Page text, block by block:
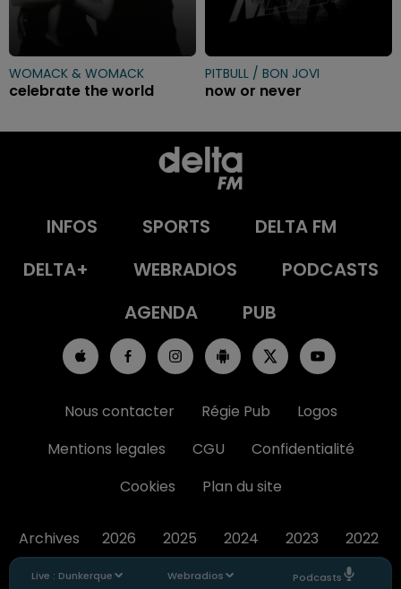
Live : Dunkerque Webradios Podcasts
WOMACK & WOMACK
celebrate the world
PITBULL / BON JOVI
now or never
INFOS SPORTS
DELTA FM
DELTA+
WEBRADIOS
PODCASTS
AGENDA
PUB
Nous contacter Régie Pub
Logos
Mentions legales
CGU
Confidentialité
Cookies
Plan du site
Archives 2026 2025 2024 2023 2022